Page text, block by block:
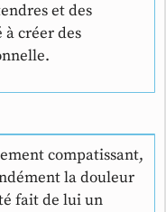
et des
à créer des
compatissant,
la douleur
fait de lui un